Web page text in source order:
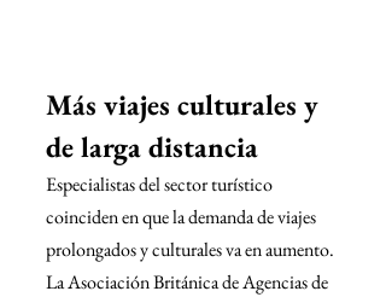
Más viajes culturales y
de larga distancia
Especialistas del sector turístico
coinciden en que la demanda de viajes
prolongados y culturales va en aumento.
La Asociación Británica de Agencias de